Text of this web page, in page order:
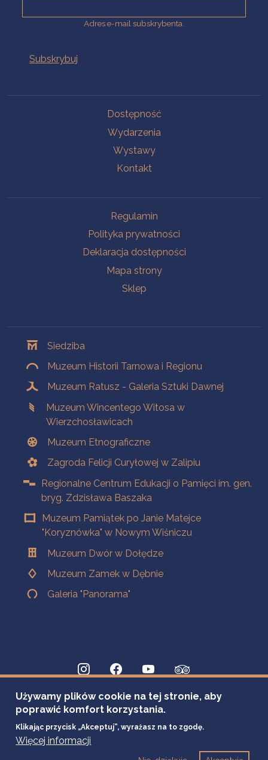
Adres e-mail subskrybenta.
Dostępność
Wydarzenia
Wystawy
Kontakt
Regulamin
Polityka prywatności
Deklaracja dostępności
Mapa strony
Sklep
Siedziba
Muzeum Historii Tarnowa i Regionu
Muzeum Ratusz - Galeria Sztuki Dawnej
Muzeum Wincentego Witosa w
Wierzchosławicach
Muzeum Etnograficzne
Zagroda Felicji Curyłowej w Zalipiu
Regionalne Centrum Edukacji o Pamięci im. gen.
bryg. Zdzisława Baszaka
Muzeum Pamiątek po Janie Matejce
"Koryznówka" w Nowym Wiśniczu
Muzeum Dwór w Dołędze
Muzeum Zamek w Dębnie
Galeria "Panorama"
Używamy plików cookie na tej stronie, aby
poprawić komfort korzystania.
Klikając przycisk „Akceptuj”, wyrażasz na to zgodę.
Więcej informacji